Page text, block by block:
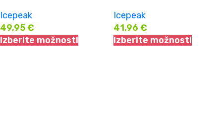
Icepeak
49,95€
Izberite možnosti
Icepeak
41,96 €
Izberite možnosti